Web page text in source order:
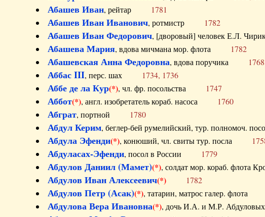
Абашев Иван, рейтар 1781
Абашев Иван Иванович, ротмистр 1782
Абашев Иван Федорович, [дворовый] человек Е.Л.
Абашева Мария, вдова мичмана мор. флота 1782
Абашевская Анна Федоровна, вдова поручика 1768
Аббас III, перс. шах 1734, 1736
Аббе де ла Кур(*), чл. фр. посольства 1747
Аббот(*), англ. изобретатель кораб. насоса 1760
Абграт, портной 1780
Абдул Керим, беглер-бей румелийский, тур. полномоч.
Абдула Эфенди(*), конюший, чл. свиты тур. посла
Абдуласах-Эфенди, посол в России 1779
Абдулов Даниил (Мамет)(*), солдат мор. кораб. флота
Абдулов Иван Алексеевич(*) 1782
Абдулов Петр (Асак)(*), татарин, матрос галер. флота
Абдулова Вера Ивановна(*), дочь И.А. и М.Р.